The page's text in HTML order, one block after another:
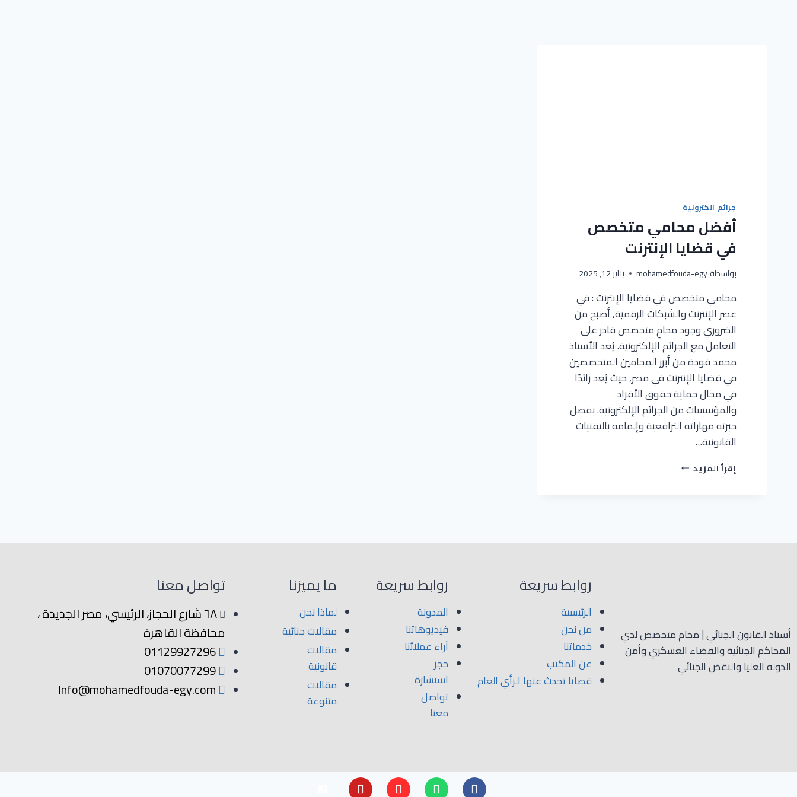
جرائم الكترونية
أفضل محامي متخصص
في قضايا الإنترنت
بواسطة mohamedfouda-egy يناير 12, 2025
محامي متخصص في قضايا الإنترنت : في
عصر الإنترنت والشبكات الرقمية, أصبح من
الضروري وجود محامٍ متخصص قادر على
التعامل مع الجرائم الإلكترونية. يُعد الأستاذ
محمد فودة من أبرز المحامين المتخصصين
في قضايا الإنترنت في مصر, حيث يُعد رائدًا
في مجال حماية حقوق الأفراد
والمؤسسات من الجرائم الإلكترونية. بفضل
خبرته مهاراته الترافعية وإلمامه بالتقنيات
القانونية…
إقرأ المزيد
أستاذ القانون الجنائي | محام متخصص لدي
المحاكم الجنائية والقضاء العسكري وأمن
الدوله العليا والنقض الجنائي
روابط سريعة
الرئيسية
من نحن
خدماتنا
عن المكتب
قضايا تحدث عنها الرأي العام
روابط سريعة
المدونة
فيديوهاتنا
آراء عملائنا
حجز
استشارة
تواصل
معنا
ما يميزنا
لماذا نحن
مقالات جنائية
مقالات
قانونية
مقالات
متنوعة
تواصل معنا
٦٨ شارع الحجاز، الرئيسي، مصر الجديدة ،
محافظة القاهرة
01129927296
01070077299
Info@mohamedfouda-egy.com